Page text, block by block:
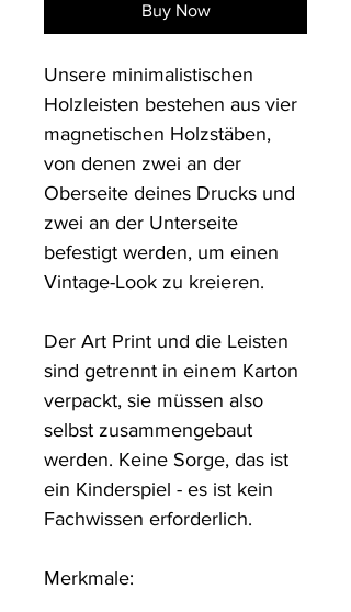
Buy Now
Unsere minimalistischen
Holzleisten bestehen aus vier
magnetischen Holzstäben,
von denen zwei an der
Oberseite deines Drucks und
zwei an der Unterseite
befestigt werden, um einen
Vintage-Look zu kreieren.
Der Art Print und die Leisten
sind getrennt in einem Karton
verpackt, sie müssen also
selbst zusammengebaut
werden. Keine Sorge, das ist
ein Kinderspiel - es ist kein
Fachwissen erforderlich.
Merkmale: